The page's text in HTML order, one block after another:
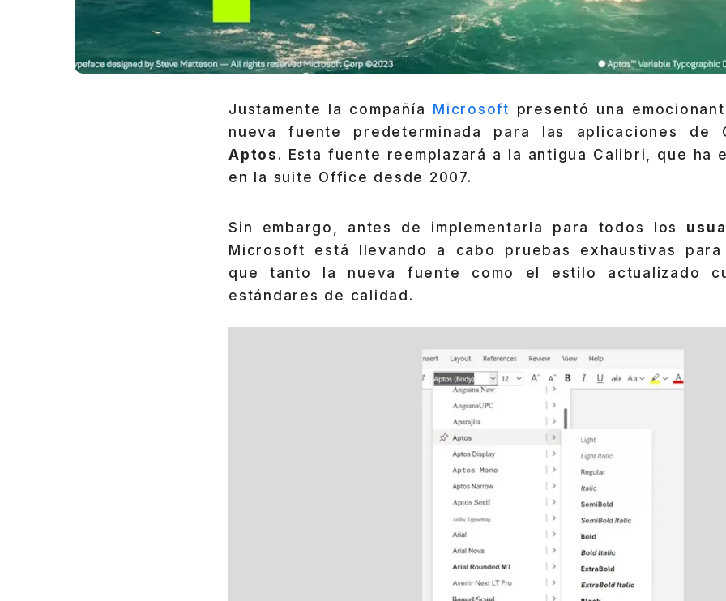
Justamente la compañía Microsoft presentó una
nueva fuente predeterminada para las aplicaciones de
Aptos . Esta fuente reemplazará a la antigua Calibri, que ha
en la suite Office desde 2007.
Sin embargo, antes de implementarla para todos los
Microsoft está llevando a cabo pruebas exhaustivas
que tanto la nueva fuente como el estilo actualizado
estándares de calidad.